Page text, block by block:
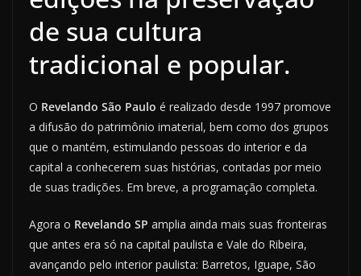
de sua cultura
tradicional e popular.
O Revelando São Paulo é realizado desde 1997 promove
a difusão do patrimônio imaterial, bem como dos grupos
que o mantém, estimulando pessoas do interior e da
capital a conhecerem suas histórias, contadas por meio
de suas tradições. Em breve, a programação completa.
Agora o Revelando SP amplia ainda mais suas fronteiras
que antes era só na capital paulista e Vale do Ribeira,
avançando pelo interior paulista: Barretos, Iguape, São